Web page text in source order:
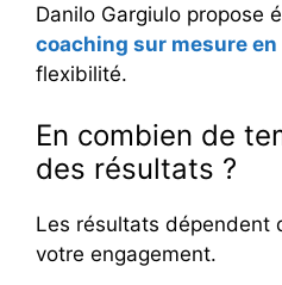
Danilo Gargiulo propose
coaching sur mesure
flexibilité.
En combien de
des résultats ?
Les résultats dépendent
votre engagement.